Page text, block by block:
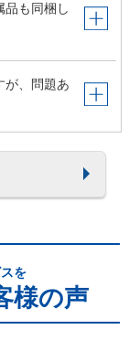
品も同梱し
が、問題あ
を
様の声